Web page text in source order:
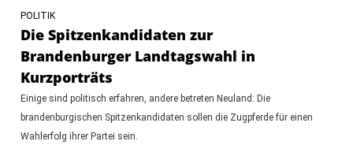
POLITIK
Die Spitzenkandidaten zur
Brandenburger Landtagswahl in
Kurzporträts
Einige sind politisch erfahren, andere betreten Neuland: Die
brandenburgischen Spitzenkandidaten sollen die Zugpferde für einen
Wahlerfolg ihrer Partei sein.